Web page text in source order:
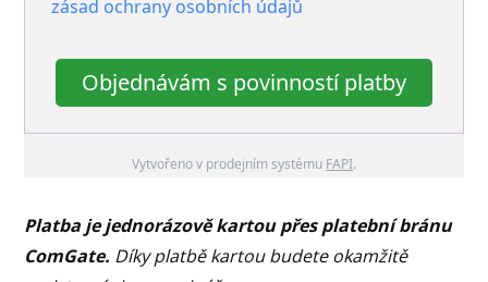
zásad ochrany osobních údajů
Objednávám s povinností platby
Vytvořeno v prodejním systému FAPI.
Platba je jednorázově kartou přes platební bránu
ComGate. Díky platbě kartou budete okamžitě